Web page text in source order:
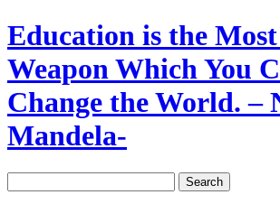
Education is the
Weapon Which You
Change the World. –
Mandela-